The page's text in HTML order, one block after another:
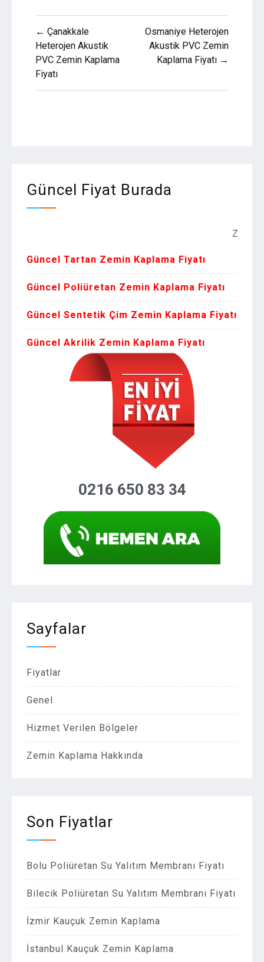
Yazı
gezinmesi
← Çanakkale
Heterojen Akustik
PVC Zemin Kaplama
Fiyatı
Osmaniye Heterojen
Akustik PVC Zemin
Kaplama Fiyatı →
Güncel Fiyat Burada
Zemin
Güncel Tartan Zemin Kaplama Fiyatı
Güncel Poliüretan Zemin Kaplama Fiyatı
Güncel Sentetik Çim Zemin Kaplama Fiyatı
Güncel Akrilik Zemin Kaplama Fiyatı
0216 650 83 34
Sayfalar
Fiyatlar
Genel
Hizmet Verilen Bölgeler
Zemin Kaplama Hakkında
Son Fiyatlar
Bolu Poliüretan Su Yalıtım Membranı Fiyatı
Bilecik Poliüretan Su Yalıtım Membranı Fiyatı
İzmir Kauçuk Zemin Kaplama
İstanbul Kauçuk Zemin Kaplama